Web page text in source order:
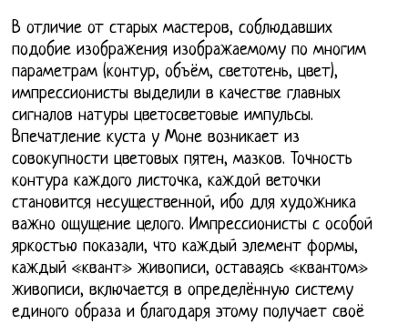
В отличие от старых мастеров, соблюдавших
подобие изображения изображаемому по многим
параметрам (контур, объём, светотень, цвет),
импрессионисты выделили в качестве главных
сигналов натуры цветосветовые импульсы.
Впечатление куста у Моне возникает из
совокупности цветовых пятен, мазков. Точность
контура каждого листочка, каждой веточки
становится несущественной, ибо для художника
важно ощущение целого. Импрессионисты с особой
яркостью показали, что каждый элемент формы,
каждый «квант» живописи, оставаясь «квантом»
живописи, включается в определённую систему
единого образа и благодаря этому получает своё